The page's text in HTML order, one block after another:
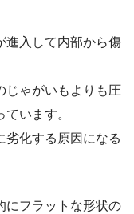
進入して内部から傷
じゃがいもよりも圧
います。
劣化する原因になる
にフラットな形状の